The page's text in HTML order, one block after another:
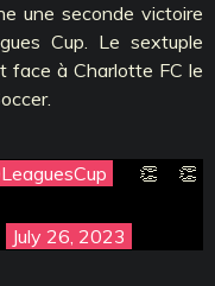
une seconde victoire
Cup. Le sextuple
face à Charlotte FC le
👏👏
July 26, 2023